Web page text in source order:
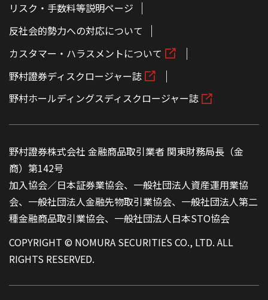
リスク・手数料等説明ページ
反社会的勢力への対応について
カスタマー・ハラスメントについて
野村證券ディスクロージャー誌
野村ホールディングスディスクロージャー誌
野村證券株式会社 金融商品取引業者 関東財務局長（金
商）第142号
加入協会／日本証券業協会、一般社団法人資産運用業協
会、一般社団法人金融先物取引業協会、一般社団法人第二
種金融商品取引業協会、一般社団法人日本STO協会
COPYRIGHT © NOMURA SECURITIES CO., LTD. ALL
RIGHTS RESERVED.